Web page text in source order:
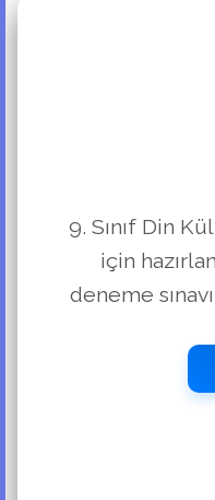
9. Sınıf Din
için
deneme